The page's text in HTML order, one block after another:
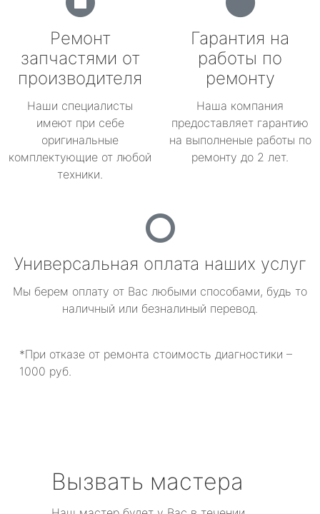
Ремонт
запчастями от
производителя
Наши специалисты
имеют при себе
оригинальные
комплектующие от любой
техники.
Гарантия на
работы по
ремонту
Наша компания
предоставляет гарантию
на выполненые работы по
ремонту до 2 лет.
Универсальная оплата наших услуг
Мы берем оплату от Вас любыми способами, будь то
наличный или безналиный перевод.
*При отказе от ремонта стоимость диагностики –
1000 руб.
Вызвать мастера